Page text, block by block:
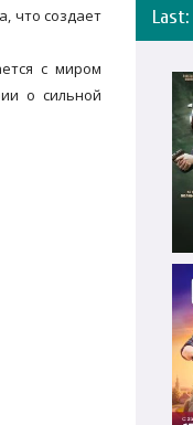
что создает
с миром
о сильной
Last: